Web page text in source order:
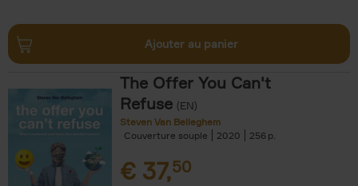
Ajouter au panier
The Offer You Can't
Refuse (EN)
Steven Van Belleghem
Couverture souple
2020 256
€ 37,50